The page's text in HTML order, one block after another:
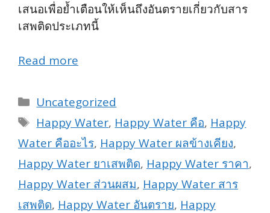
เสนอเพื่อย้ำเตือนให้เห็นถึงอันตรายเกี่ยวกับสาร
เสพติดประเภทนี้
Read more
Categories
Uncategorized
Tags
Happy Water, Happy Water คือ, Happy
Water คืออะไร, Happy Water ผลข้างเคียง,
Happy Water ยาเสพติด, Happy Water ราคา,
Happy Water ส่วนผสม, Happy Water สาร
เสพติด, Happy Water อันตราย, Happy